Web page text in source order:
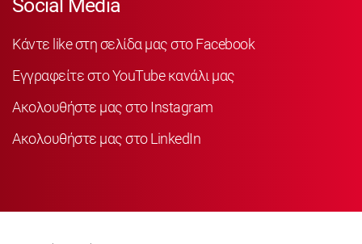
Social Media
Κάντε like στη σελίδα μας στο Facebook
Εγγραφείτε στο YouTube κανάλι μας
Ακολουθήστε μας στο Instagram
Ακολουθήστε μας στο LinkedIn